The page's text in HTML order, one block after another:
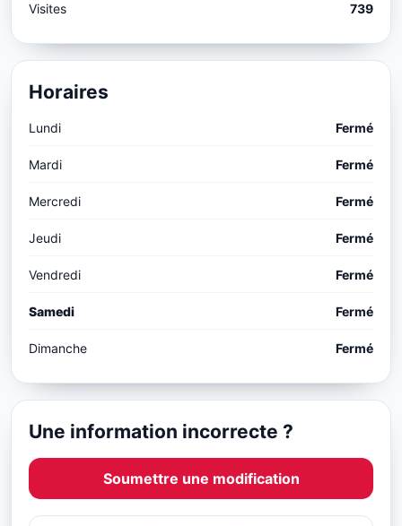
Visites 739
Horaires
Lundi Fermé
Mardi Fermé
Mercredi Fermé
Jeudi Fermé
Vendredi Fermé
Samedi Fermé
Dimanche Fermé
Une information incorrecte ?
Soumettre une modification